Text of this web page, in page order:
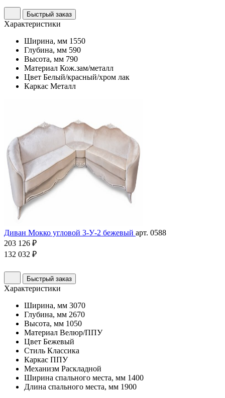
Быстрый заказ
Характеристики
Ширина, мм 1550
Глубина, мм 590
Высота, мм 790
Материал Кож.зам/металл
Цвет Белый/красный/хром лак
Каркас Металл
Диван Мокко угловой 3-У-2 бежевый арт. 0588
203 126 ₽
132 032 ₽
Быстрый заказ
Характеристики
Ширина, мм 3070
Глубина, мм 2670
Высота, мм 1050
Материал Велюр/ППУ
Цвет Бежевый
Стиль Классика
Каркас ППУ
Механизм Раскладной
Ширина спального места, мм 1400
Длина спального места, мм 1900